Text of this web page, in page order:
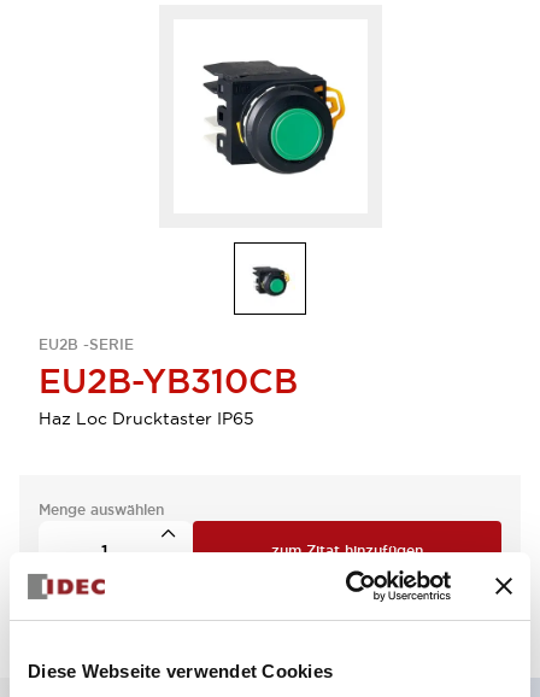
Diese Webseite verwendet Cookies
EU2B -SERIE
EU2B-YB310CB
Haz Loc Drucktaster IP65
Menge auswählen
zum Zitat hinzufügen